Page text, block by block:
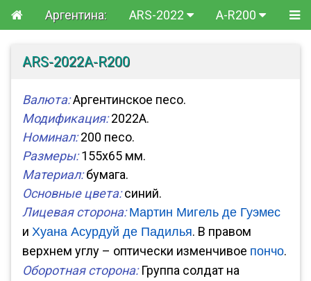
Аргентина: ARS-2022 A-R200
ARS-2022A-R200
Валюта:Аргентинское песо.
Модификация:2022A.
Номинал:200 песо.
Размеры:155x65 мм.
Материал:бумага.
Основные цвета:синий.
Лицевая сторона: Мартин Мигель де Гуэмес
и Хуана Асурдуй де Падилья. В правом
верхнем углу – оптически изменчивое пончо.
Оборотная сторона:Группа солдат на